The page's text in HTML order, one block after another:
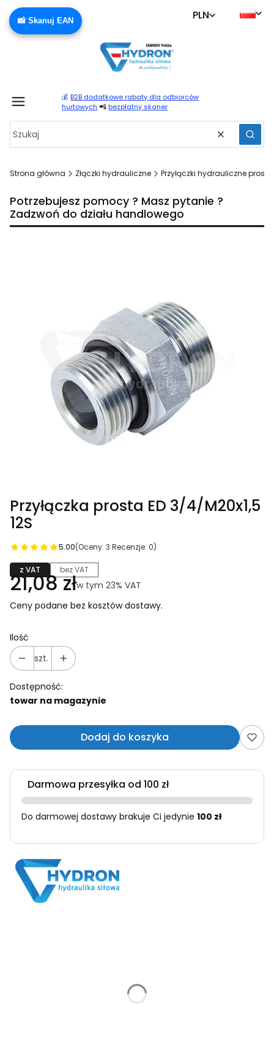
📸 Skanuj EAN PLN
💰 B2B dodatkowe rabaty dla odbiorców
hurtowych 📲 bezpłatny skaner
Wyczyść
Strona główna Złączki hydrauliczne Przyłączki hydrauliczne proste
Potrzebujesz pomocy ? Masz pytanie ?
Zadzwoń do działu handlowego
Przyłączka prosta ED 3/4/M20x1,5
12S
5.00(Oceny: 3 Recenzje: 0)
z VAT bez VAT
Cena
21,08 złw tym 23% VAT
w tym 23% VAT
Ceny podane bez kosztów dostawy.
Ilość
szt.
Dostępność:
towar na magazynie
Dodaj do koszyka
Darmowa przesyłka od 100 zł
Do darmowej dostawy brakuje Ci jedynie 100 zł